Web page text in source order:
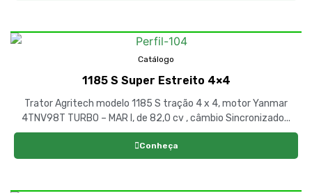
Catálogo
1185 S Super Estreito 4×4
Trator Agritech modelo 1185 S tração 4 x 4, motor Yanmar
4TNV98T TURBO – MAR I, de 82,0 cv , câmbio Sincronizado...
Conheça